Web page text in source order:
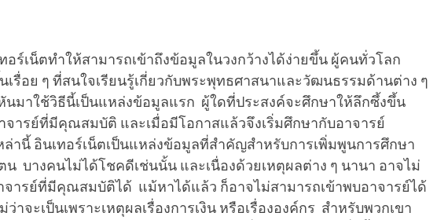
อร์เน็ตทำให้สามารถเข้าถึงข้อมูลในวงกว้างได้ง่ายขึ้น ผู้คนทั่วโลก
รื่อย ๆ ที่สนใจเรียนรู้เกี่ยวกับพระพุทธศาสนาและวัฒนธรรมด้านต่าง ๆ
นมาใช้วิธีนี้เป็นแหล่งข้อมูลแรก ผู้ใดที่ประสงค์จะศึกษาให้ลึกซึ้งขึ้น
จารย์ที่มีคุณสมบัติ และเมื่อมีโอกาสแล้วจึงเริ่มศึกษากับอาจารย์
ล่านี้ อินเทอร์เน็ตเป็นแหล่งข้อมูลที่สำคัญสำหรับการเพิ่มพูนการศึกษา
น บางคนไม่ได้โชคดีเช่นนั้น และเนื่องด้วยเหตุผลต่าง ๆ นานา อาจไม่
จารย์ที่มีคุณสมบัติได้ แม้หาได้แล้ว ก็อาจไม่สามารถเข้าพบอาจารย์ได้
าจะเป็นเพราะเหตุผลเรื่องการเงิน หรือเรื่ององค์กร สำหรับพวกเขา